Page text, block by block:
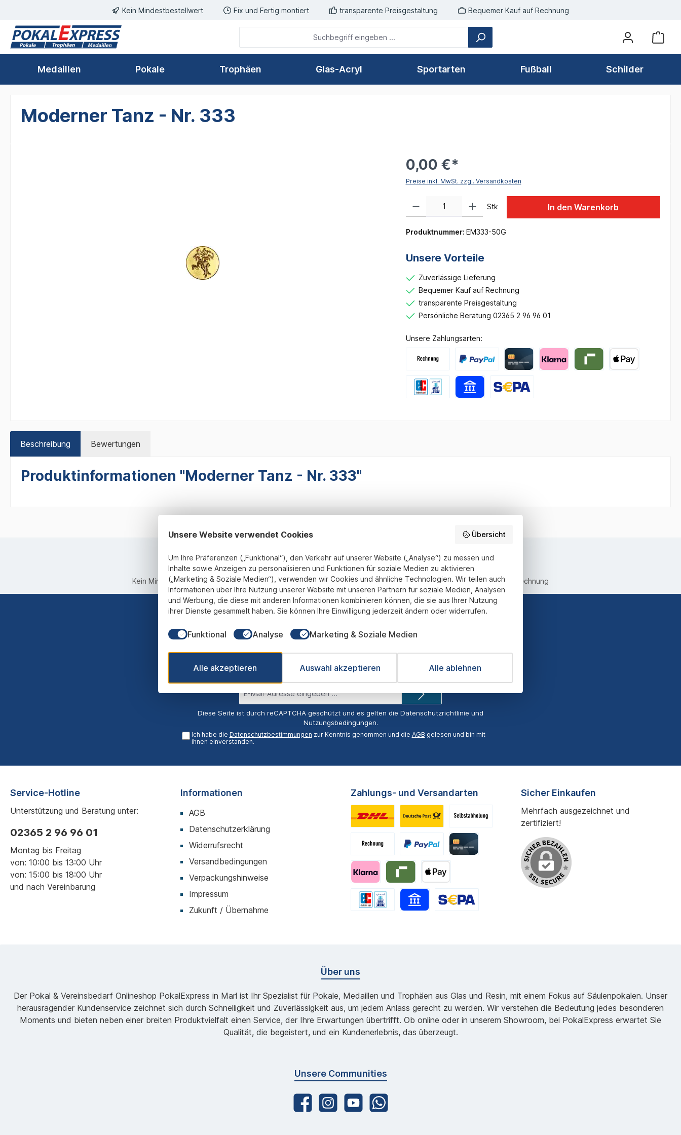
Zur Hauptnavigation springenKein Mindestbestellwert Fix und Fertig montiert transparente Preisgestaltung Bequemer Kauf auf Rechnung
Medaillen Pokale Trophäen Glas-Acryl Sportarten Fußball Schilder
Moderner Tanz - Nr. 333
0,00 €*
Preise inkl. MwSt. zzgl. Versandkosten
Stk In den Warenkorb
Produktnummer: EM333-50G
Unsere Vorteile
Zuverlässige Lieferung
Bequemer Kauf auf Rechnung
transparente Preisgestaltung
Persönliche Beratung 02365 2 96 96 01
Unsere Zahlungsarten:
Beschreibung Bewertungen
Produktinformationen "Moderner Tanz - Nr. 333"
Kein Mindestbestellwert Fix und Fertig montiert transparente Preisgestaltung Bequemer Kauf auf Rechnung
werden stets unter den Ersten sein, über neue Produkte und Angebote informiert
werden.
Mail-
Adresse*
Diese Seite ist durch reCAPTCHA geschützt und es gelten die Datenschutzrichtlinie und
Nutzungsbedingungen.
Ich habe die Datenschutzbestimmungen zur Kenntnis genommen und die AGB gelesen und bin mit
ihnen einverstanden.
Service-Hotline
Unterstützung und Beratung unter:
02365 2 96 96 01
Montag bis Freitag
von: 10:00 bis 13:00 Uhr
von: 15:00 bis 18:00 Uhr
und nach Vereinbarung
Informationen
AGB
Datenschutzerklärung
Widerrufsrecht
Versandbedingungen
Verpackungshinweise
Impressum
Zukunft / Übernahme
Zahlungs- und Versandarten Sicher Einkaufen
Mehrfach ausgezeichnet und
zertifiziert!
Über uns
Der Pokal & Vereinsbedarf Onlineshop PokalExpress in Marl ist Ihr Spezialist für Pokale, Medaillen und Trophäen aus Glas und Resin, mit einem Fokus auf Säulenpokalen. Unser
herausragender Kundenservice zeichnet sich durch Schnelligkeit und Zuverlässigkeit aus, um jedem Anlass gerecht zu werden. Wir verstehen die Bedeutung jedes besonderen
Moments und bieten neben einer breiten Produktvielfalt einen Service, der Ihre Erwartungen übertrifft. Ob online oder in unserem Showroom, bei PokalExpress erwartet Sie
Qualität, die begeistert, und ein Kundenerlebnis, das überzeugt.
Unsere Communities
Unsere Website verwendet Cookies Übersicht
Um Ihre Präferenzen („Funktional“), den Verkehr auf unserer Website („Analyse“) zu messen und
Inhalte sowie Anzeigen zu personalisieren und Funktionen für soziale Medien zu aktivieren
(„Marketing & Soziale Medien“), verwenden wir Cookies und ähnliche Technologien. Wir teilen auch
Informationen über Ihre Nutzung unserer Website mit unseren Partnern für soziale Medien, Analysen
und Werbung, die diese mit anderen Informationen kombinieren können, die sie aus Ihrer Nutzung
ihrer Dienste gesammelt haben. Sie können Ihre Einwilligung jederzeit ändern oder widerrufen.
Funktional Analyse Marketing & Soziale Medien
Alle ablehnen
Auswahl akzeptieren
Alle akzeptieren